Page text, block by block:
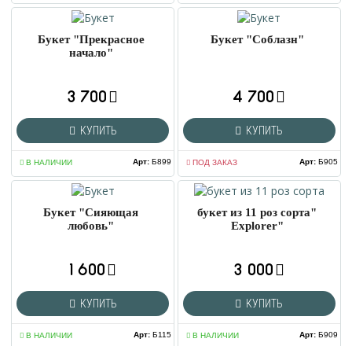
Букет "Прекрасное
начало"
3 700
КУПИТЬ
В НАЛИЧИИ Арт:Б899
Букет "Соблазн"
4 700
КУПИТЬ
ПОД ЗАКАЗ Арт:Б905
Букет "Сияющая
любовь"
1 600
КУПИТЬ
В НАЛИЧИИ Арт:Б115
букет из 11 роз сорта"
Explorer"
3 000
КУПИТЬ
В НАЛИЧИИ Арт:Б909